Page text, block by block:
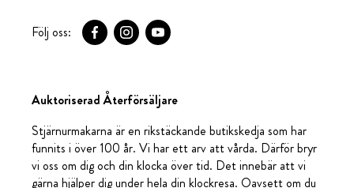
Följ oss:
Auktoriserad Återförsäljare
Stjärnurmakarna är en rikstäckande butikskedja som har
funnits i över 100 år. Vi har ett arv att vårda. Därför bryr
vi oss om dig och din klocka över tid. Det innebär att vi
gärna hjälper dig under hela din klockresa. Oavsett om du